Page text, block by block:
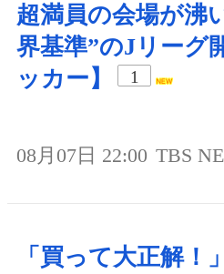
超満員の会場が沸
界基準”のJリーグ
ッカー】
1
08月07日 22:00 TBS
「買って大正解